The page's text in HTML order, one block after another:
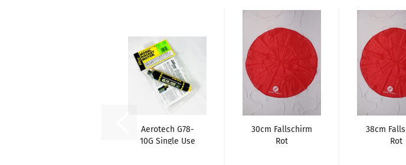
Aerotech G78-
10G Single Use
30cm Fallschirm
Rot
38cm
Rot